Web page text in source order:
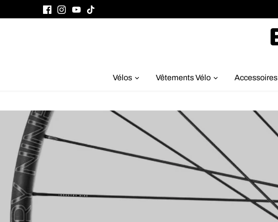
Vélos Vêtements Vélo Accessoires